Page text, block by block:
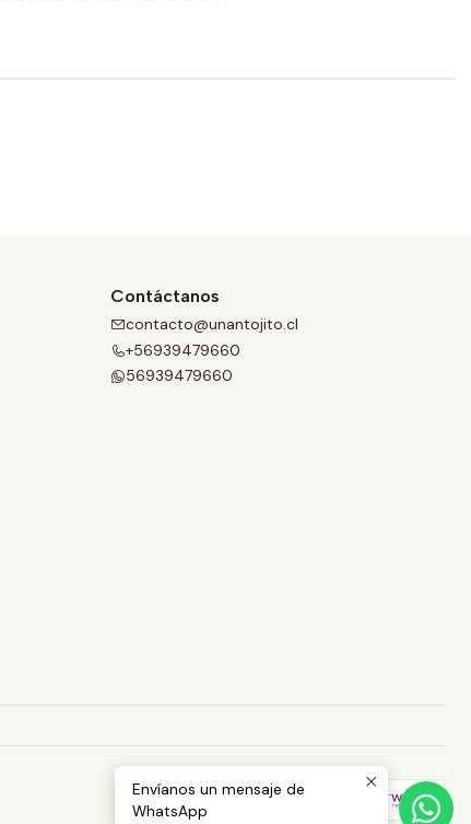
Contáctanos
contacto@unantojito.cl
+56939479660
56939479660
Envíanos un mensaje de
WhatsApp